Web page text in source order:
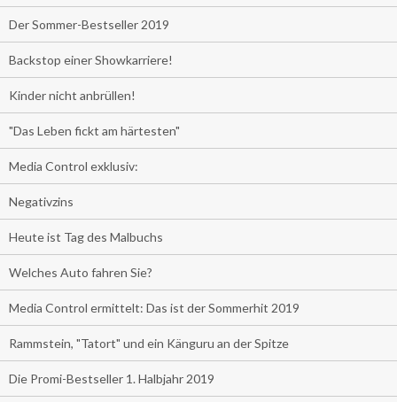
Der Sommer-Bestseller 2019
Backstop einer Showkarriere!
Kinder nicht anbrüllen!
"Das Leben fickt am härtesten"
Media Control exklusiv:
Negativzins
Heute ist Tag des Malbuchs
Welches Auto fahren Sie?
Media Control ermittelt: Das ist der Sommerhit 2019
Rammstein, "Tatort" und ein Känguru an der Spitze
Die Promi-Bestseller 1. Halbjahr 2019